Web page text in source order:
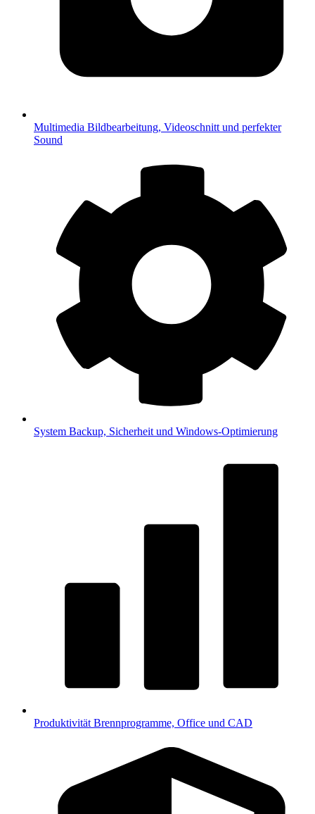
Multimedia Bildbearbeitung, Videoschnitt und perfekter
Sound
System Backup, Sicherheit und Windows-Optimierung
Produktivität Brennprogramme, Office und CAD